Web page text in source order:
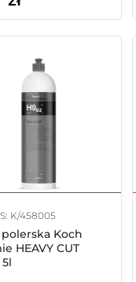
K/458005
polerska Koch
HEAVY CUT